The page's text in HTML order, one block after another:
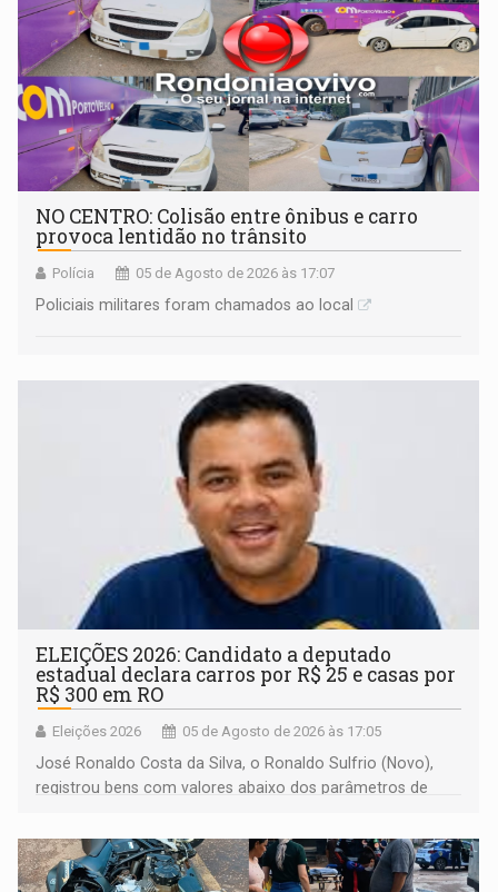
NO CENTRO: Colisão entre ônibus e carro
provoca lentidão no trânsito
Polícia 05 de Agosto de 2026 às 17:07
Policiais militares foram chamados ao local
ELEIÇÕES 2026: Candidato a deputado
estadual declara carros por R$ 25 e casas por
R$ 300 em RO
Eleições 2026 05 de Agosto de 2026 às 17:05
José Ronaldo Costa da Silva, o Ronaldo Sulfrio (Novo),
registrou bens com valores abaixo dos parâmetros de
milhões